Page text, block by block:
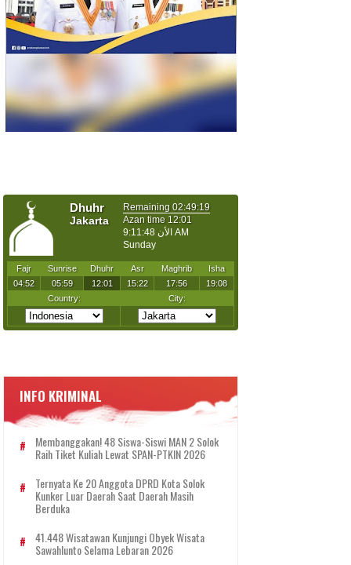
INFO KRIMINAL
Membanggakan! 48 Siswa-Siswi MAN 2 Solok
Raih Tiket Kuliah Lewat SPAN-PTKIN 2026
Ternyata Ke 20 Anggota DPRD Kota Solok
Kunker Luar Daerah Saat Daerah Masih
Berduka
41.448 Wisatawan Kunjungi Obyek Wisata
Sawahlunto Selama Lebaran 2026